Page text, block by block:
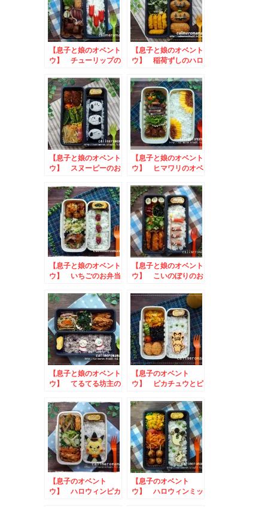
【息子と娘のオベント
ウ】 チューリップの
【息子と娘のオベント
ウ】 稲荷ずしのハロ
【息子と娘のオベント
ウ】 スヌーピーのお
【息子と娘のオベント
ウ】 ヒマワリのオベ
【息子と娘のオベント
ウ】 いちごのお弁当
【息子と娘のオベント
ウ】 こいのぼりのお
【息子と娘のオベント
ウ】 てるてる坊主の
【息子のオベント
ウ】 ピカチュウとピ
【息子のオベント
ウ】 ハロウィンピカ
【息子のオベント
ウ】 ハロウィンミッ